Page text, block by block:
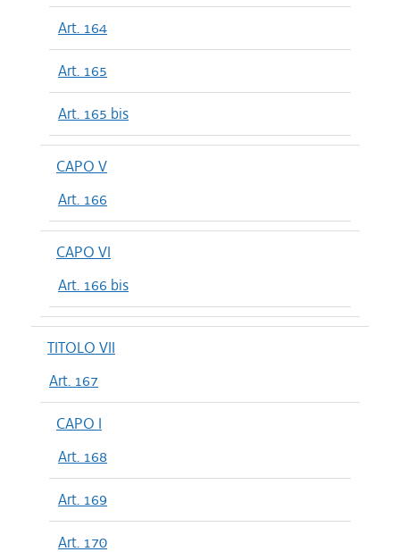
Art. 164
Art. 165
Art. 165 bis
CAPO V
Art. 166
CAPO VI
Art. 166 bis
TITOLO VII
Art. 167
CAPO I
Art. 168
Art. 169
Art. 170